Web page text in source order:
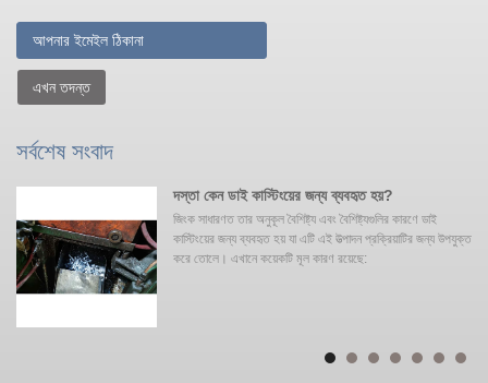
এখন তদন্ত
সর্বশেষ সংবাদ
দস্তা কেন ডাই কাস্টিংয়ের জন্য ব্যবহৃত হয়?
জিংক সাধারণত তার অনুকূল বৈশিষ্ট্য এবং বৈশিষ্ট্যগুলির কারণে ডাই
কাস্টিংয়ের জন্য ব্যবহৃত হয় যা এটি এই উত্পাদন প্রক্রিয়াটির জন্য উপযুক্ত
করে তোলে। এখানে কয়েকটি মূল কারণ রয়েছে: